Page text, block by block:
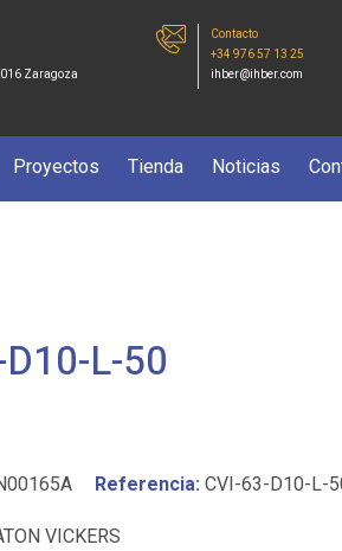
Zaragoza
Contacto
+34 976 57 13 25
ihber@ihber.com
Proyectos Tienda Noticias
L-50
Referencia: CVI-63-D10-L-
VICKERS